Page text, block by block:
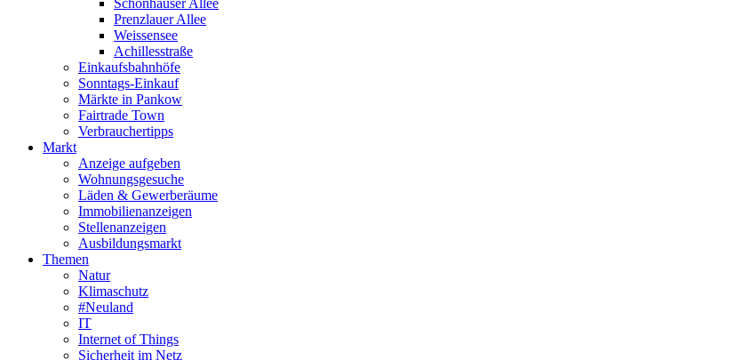
Schönhauser Allee
Prenzlauer Allee
Weissensee
Achillesstraße
Einkaufsbahnhöfe
Sonntags-Einkauf
Märkte in Pankow
Fairtrade Town
Verbrauchertipps
Markt
Anzeige aufgeben
Wohnungsgesuche
Läden & Gewerberäume
Immobilienanzeigen
Stellenanzeigen
Ausbildungsmarkt
Themen
Natur
Klimaschutz
#Neuland
IT
Internet of Things
Sicherheit im Netz